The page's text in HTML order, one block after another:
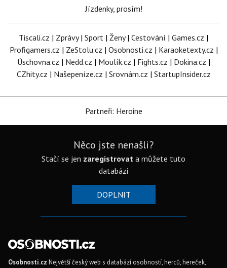
Jízdenky, prosím!
Tiscali.cz | Zprávy| Sport | Ženy| Cestování | Games.cz |
Profigamers.cz | ZeStolu.cz | Osobnosti.cz | Karaoketexty.cz |
Úschovna.cz | Nedd.cz | Moulík.cz | Fights.cz | Dokina.cz |
CZhity.cz | Našepeníze.cz | Srovnám.cz | StartupInsider.cz
Partneři: Heroine
Něco jste nenašli?
Stačí se jen zaregistrovat a můžete tuto
databázi
DOPLNIT
Osobnosti.cz Největší český web s databází osobností, herců, hereček,